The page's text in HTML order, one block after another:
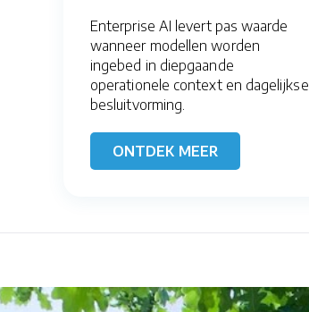
Enterprise AI levert pas waarde
wanneer modellen worden
ingebed in diepgaande
operationele context en dagelijkse
besluitvorming.
ONTDEK MEER